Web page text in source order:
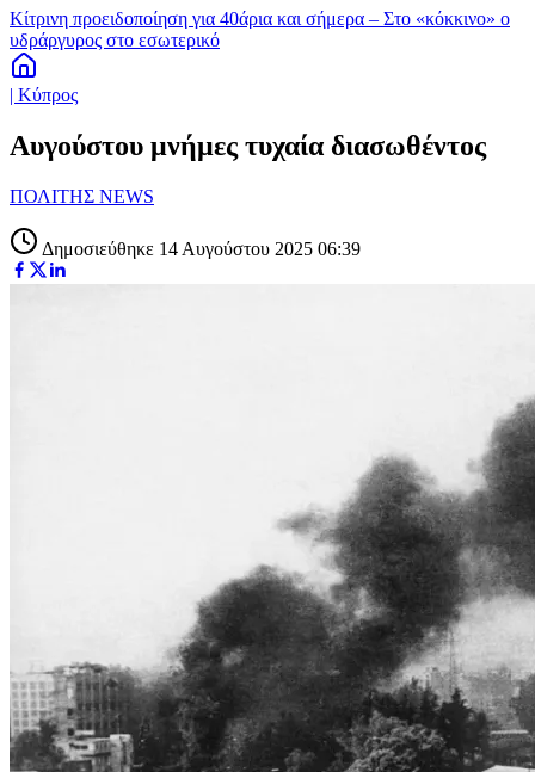
Κίτρινη προειδοποίηση για 40άρια και σήμερα – Στο «κόκκινο» ο
υδράργυρος στο εσωτερικό
| Κύπρος
Αυγούστου μνήμες τυχαία διασωθέντος
ΠΟΛΙΤΗΣ NEWS
Δημοσιεύθηκε 14 Αυγούστου 2025 06:39